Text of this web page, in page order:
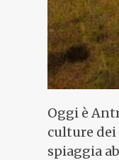
Oggi è
culture dei
spiaggia